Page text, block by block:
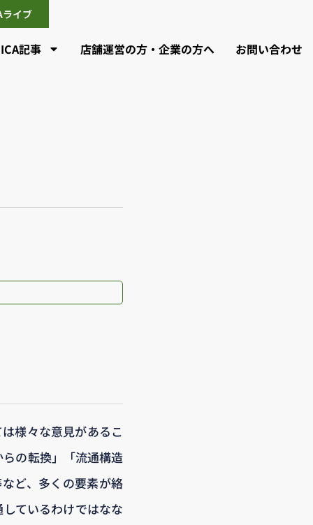
ライブ
記事 店舗運営の方・企業の方へ お問い合わせ
様々な意見があるこ
の転換」「流通構造
ど、多くの要素が絡
ているわけではなな